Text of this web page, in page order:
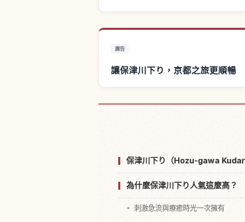
廣告
讓保津川下り，京都之旅更順暢
保津川下り（Hozu-gawa
為什麼保津川下り人氣這麼高？
刺激急流與療癒時光一次擁有